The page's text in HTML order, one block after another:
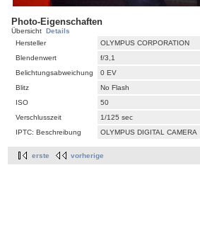
Photo-Eigenschaften
Übersicht Details
Hersteller
OLYMPUS CORPORATION
Blendenwert
f/3,1
Belichtungsabweichung
0 EV
Blitz
No Flash
ISO
50
Verschlusszeit
1/125 sec
IPTC: Beschreibung
OLYMPUS DIGITAL CAMERA
erste vorherige